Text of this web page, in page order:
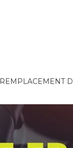
REMPLACEMENT